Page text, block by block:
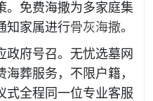
。免费海撒为多家庭集
知家属进行骨灰海撒。
府号召。无忧选墓网
葬服务，不限户籍，
式全程同一位专业客服